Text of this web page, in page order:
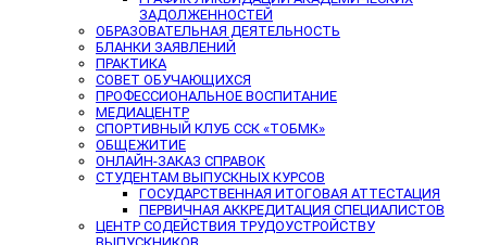
ЗАДОЛЖЕННОСТЕЙ
ОБРАЗОВАТЕЛЬНАЯ ДЕЯТЕЛЬНОСТЬ
БЛАНКИ ЗАЯВЛЕНИЙ
ПРАКТИКА
СОВЕТ ОБУЧАЮЩИХСЯ
ПРОФЕССИОНАЛЬНОЕ ВОСПИТАНИЕ
МЕДИАЦЕНТР
СПОРТИВНЫЙ КЛУБ ССК «ТОБМК»
ОБЩЕЖИТИЕ
ОНЛАЙН-ЗАКАЗ СПРАВОК
СТУДЕНТАМ ВЫПУСКНЫХ КУРСОВ
ГОСУДАРСТВЕННАЯ ИТОГОВАЯ АТТЕСТАЦИЯ
ПЕРВИЧНАЯ АККРЕДИТАЦИЯ СПЕЦИАЛИСТОВ
ЦЕНТР СОДЕЙСТВИЯ ТРУДОУСТРОЙСТВУ